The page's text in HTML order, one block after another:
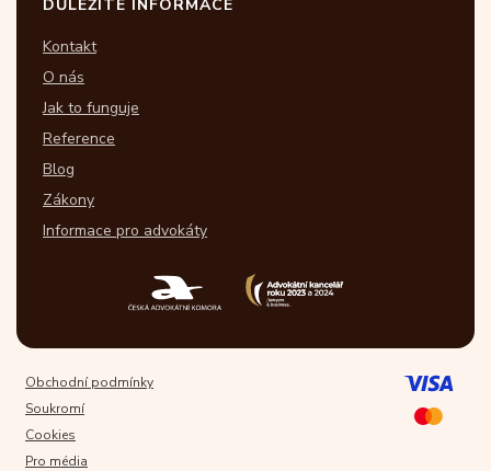
DŮLEŽITÉ INFORMACE
Kontakt
O nás
Jak to funguje
Reference
Blog
Zákony
Informace pro advokáty
Obchodní podmínky
Soukromí
Cookies
Pro média